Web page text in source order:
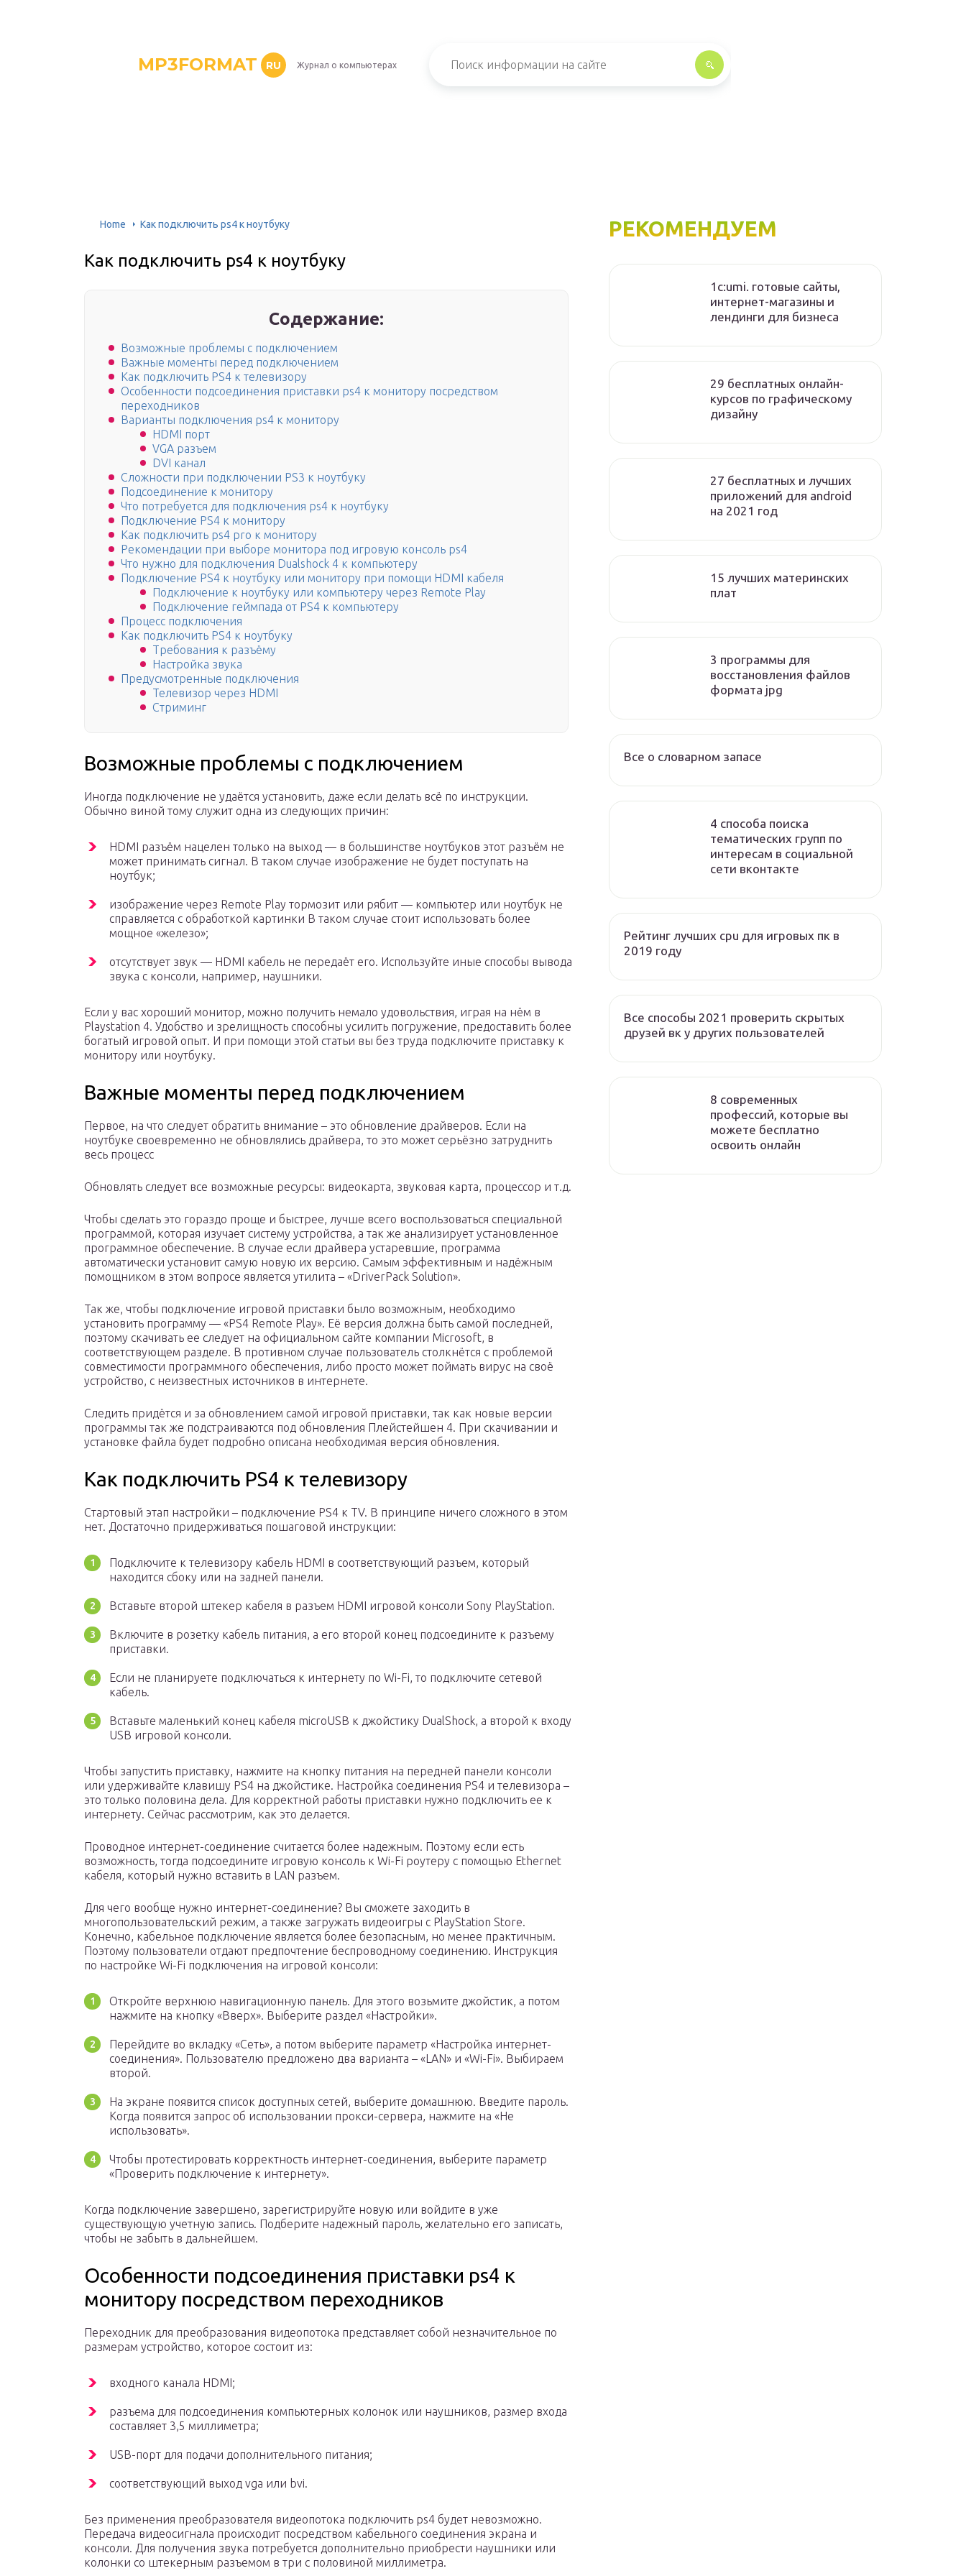
MP3FORMAT RU Журнал о компьютерах
Home Как подключить ps4 к ноутбуку
Как подключить ps4 к ноутбуку
Содержание:
Возможные проблемы с подключением
Важные моменты перед подключением
Как подключить PS4 к телевизору
Особенности подсоединения приставки ps4 к монитору посредством
переходников
Варианты подключения ps4 к монитору
HDMI порт
VGA разъем
DVI канал
Сложности при подключении PS3 к ноутбуку
Подсоединение к монитору
Что потребуется для подключения ps4 к ноутбуку
Подключение PS4 к монитору
Как подключить ps4 pro к монитору
Рекомендации при выборе монитора под игровую консоль ps4
Что нужно для подключения Dualshock 4 к компьютеру
Подключение PS4 к ноутбуку или монитору при помощи HDMI кабеля
Подключение к ноутбуку или компьютеру через Remote Play
Подключение геймпада от PS4 к компьютеру
Процесс подключения
Как подключить PS4 к ноутбуку
Требования к разъёму
Настройка звука
Предусмотренные подключения
Телевизор через HDMI
Стриминг
Возможные проблемы с подключением
Иногда подключение не удаётся установить, даже если делать всё по инструкции.
Обычно виной тому служит одна из следующих причин:
HDMI разъём нацелен только на выход — в большинстве ноутбуков этот разъём не
может принимать сигнал. В таком случае изображение не будет поступать на
ноутбук;
изображение через Remote Play тормозит или рябит — компьютер или ноутбук не
справляется с обработкой картинки В таком случае стоит использовать более
мощное «железо»;
отсутствует звук — HDMI кабель не передаёт его. Используйте иные способы вывода
звука с консоли, например, наушники.
Если у вас хороший монитор, можно получить немало удовольствия, играя на нём в
Playstation 4. Удобство и зрелищность способны усилить погружение, предоставить более
богатый игровой опыт. И при помощи этой статьи вы без труда подключите приставку к
монитору или ноутбуку.
Важные моменты перед подключением
Первое, на что следует обратить внимание – это обновление драйверов. Если на
ноутбуке своевременно не обновлялись драйвера, то это может серьёзно затруднить
весь процесс
Обновлять следует все возможные ресурсы: видеокарта, звуковая карта, процессор и т.д.
Чтобы сделать это гораздо проще и быстрее, лучше всего воспользоваться специальной
программой, которая изучает систему устройства, а так же анализирует установленное
программное обеспечение. В случае если драйвера устаревшие, программа
автоматически установит самую новую их версию. Самым эффективным и надёжным
помощником в этом вопросе является утилита – «DriverPack Solution».
Так же, чтобы подключение игровой приставки было возможным, необходимо
установить программу — «PS4 Remote Play». Её версия должна быть самой последней,
поэтому скачивать ее следует на официальном сайте компании Microsoft, в
соответствующем разделе. В противном случае пользователь столкнётся с проблемой
совместимости программного обеспечения, либо просто может поймать вирус на своё
устройство, с неизвестных источников в интернете.
Следить придётся и за обновлением самой игровой приставки, так как новые версии
программы так же подстраиваются под обновления Плейстейшен 4. При скачивании и
установке файла будет подробно описана необходимая версия обновления.
Как подключить PS4 к телевизору
Стартовый этап настройки – подключение PS4 к TV. В принципе ничего сложного в этом
нет. Достаточно придерживаться пошаговой инструкции:
Подключите к телевизору кабель HDMI в соответствующий разъем, который
находится сбоку или на задней панели.
Вставьте второй штекер кабеля в разъем HDMI игровой консоли Sony PlayStation.
Включите в розетку кабель питания, а его второй конец подсоедините к разъему
приставки.
Если не планируете подключаться к интернету по Wi-Fi, то подключите сетевой
кабель.
Вставьте маленький конец кабеля microUSB к джойстику DualShock, а второй к входу
USB игровой консоли.
Чтобы запустить приставку, нажмите на кнопку питания на передней панели консоли
или удерживайте клавишу PS4 на джойстике. Настройка соединения PS4 и телевизора –
это только половина дела. Для корректной работы приставки нужно подключить ее к
интернету. Сейчас рассмотрим, как это делается.
Проводное интернет-соединение считается более надежным. Поэтому если есть
возможность, тогда подсоедините игровую консоль к Wi-Fi роутеру с помощью Ethernet
кабеля, который нужно вставить в LAN разъем.
Для чего вообще нужно интернет-соединение? Вы сможете заходить в
многопользовательский режим, а также загружать видеоигры с PlayStation Store.
Конечно, кабельное подключение является более безопасным, но менее практичным.
Поэтому пользователи отдают предпочтение беспроводному соединению. Инструкция
по настройке Wi-Fi подключения на игровой консоли:
Откройте верхнюю навигационную панель. Для этого возьмите джойстик, а потом
нажмите на кнопку «Вверх». Выберите раздел «Настройки».
Перейдите во вкладку «Сеть», а потом выберите параметр «Настройка интернет-
соединения». Пользователю предложено два варианта – «LAN» и «Wi-Fi». Выбираем
второй.
На экране появится список доступных сетей, выберите домашнюю. Введите пароль.
Когда появится запрос об использовании прокси-сервера, нажмите на «Не
использовать».
Чтобы протестировать корректность интернет-соединения, выберите параметр
«Проверить подключение к интернету».
Когда подключение завершено, зарегистрируйте новую или войдите в уже
существующую учетную запись. Подберите надежный пароль, желательно его записать,
чтобы не забыть в дальнейшем.
Особенности подсоединения приставки ps4 к
монитору посредством переходников
Переходник для преобразования видеопотока представляет собой незначительное по
размерам устройство, которое состоит из:
входного канала HDMI;
разъема для подсоединения компьютерных колонок или наушников, размер входа
составляет 3,5 миллиметра;
USB-порт для подачи дополнительного питания;
соответствующий выход vga или bvi.
Без применения преобразователя видеопотока подключить ps4 будет невозможно.
Передача видеосигнала происходит посредством кабельного соединения экрана и
консоли. Для получения звука потребуется дополнительно приобрести наушники или
колонки со штекерным разъемом в три с половиной миллиметра.
РЕКОМЕНДУЕМ
1с:umi. готовые сайты,
интернет-магазины и
лендинги для бизнеса
29 бесплатных онлайн-
курсов по графическому
дизайну
27 бесплатных и лучших
приложений для android
на 2021 год
15 лучших материнских
плат
3 программы для
восстановления файлов
формата jpg
Все о словарном запасе
4 способа поиска
тематических групп по
интересам в социальной
сети вконтакте
Рейтинг лучших cpu для игровых пк в
2019 году
Все способы 2021 проверить скрытых
друзей вк у других пользователей
8 современных
профессий, которые вы
можете бесплатно
освоить онлайн